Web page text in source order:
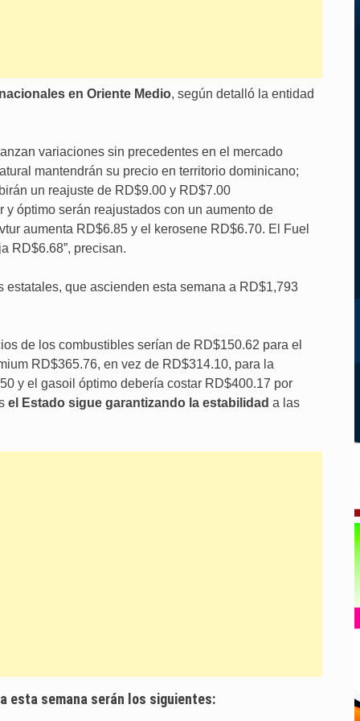
en Oriente Medio, según detalló la entidad
variaciones sin precedentes en el mercado
mantendrán su precio en territorio dominicano;
un reajuste de RD$9.00 y RD$7.00
óptimo serán reajustados con un aumento de
aumenta RD$6.85 y el kerosene RD$6.70. El Fuel
RD$6.68”, precisan.
que ascienden esta semana a RD$1,793
de los combustibles serían de RD$150.62 para el
RD$365.76, en vez de RD$314.10, para la
y el gasoil óptimo debería costar RD$400.17 por
el Estado sigue garantizando la estabilidad a las
esta semana serán los siguientes: